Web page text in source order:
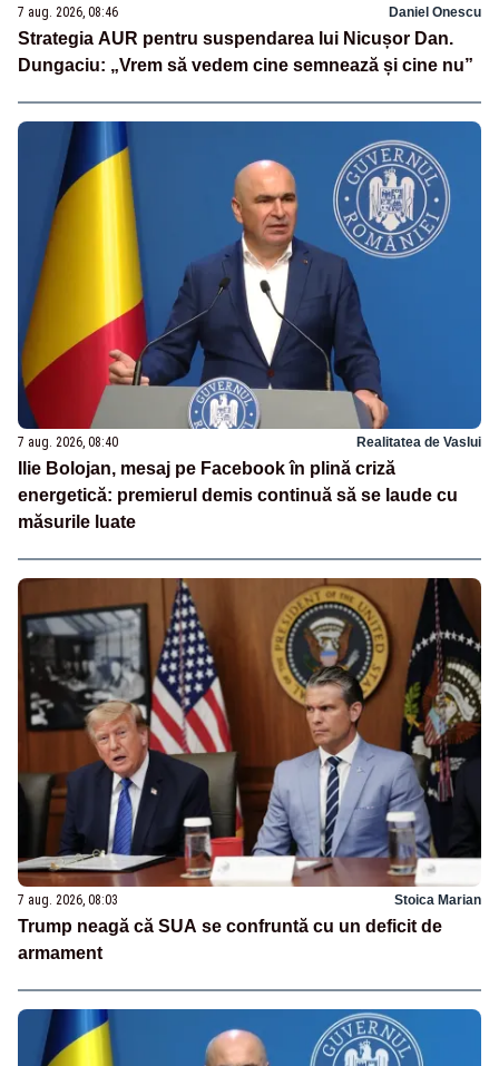
7 aug. 2026, 08:46 Daniel Onescu
Strategia AUR pentru suspendarea lui Nicușor Dan.
Dungaciu: „Vrem să vedem cine semnează și cine nu”
7 aug. 2026, 08:40 Realitatea de Vaslui
Ilie Bolojan, mesaj pe Facebook în plină criză
energetică: premierul demis continuă să se laude cu
măsurile luate
7 aug. 2026, 08:03 Stoica Marian
Trump neagă că SUA se confruntă cu un deficit de
armament